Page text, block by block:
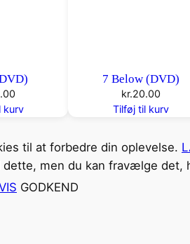
kurv
7 Below (DVD)
kr.20.00
Tilføj til kurv
til at forbedre din oplevelse.
dette, men du kan fravælge det,
GODKEND